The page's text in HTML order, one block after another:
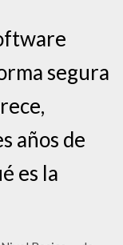
segura
años de
es la